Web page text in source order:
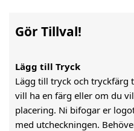
Gör Tillval!
Lägg till Tryck
Lägg till tryck och tryckfärg
vill ha en färg eller om du
placering. Ni bifogar er
med utcheckningen.